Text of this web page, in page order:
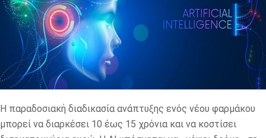
Η παραδοσιακή διαδικασία ανάπτυξης ενός νέου φαρμάκου
μπορεί να διαρκέσει 10 έως 15 χρόνια και να κοστίσει